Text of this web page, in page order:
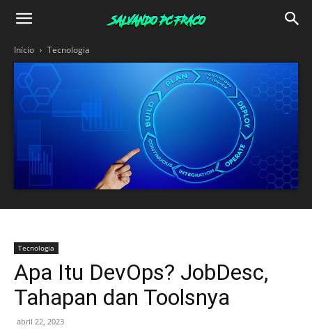
Salvando
Início Tecnologia
Tecnologia
Apa Itu DevOps? JobDesc,
Tahapan dan Toolsnya
abril 22, 2023